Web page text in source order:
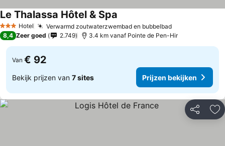
3 SterrenHotel Verwarmd zoutwaterzwembad en bubbelbad
Le Thalassa Hôtel & Spa
8,4 Zeer goed 2.749 3.4 km vanaf Pointe de Pen-Hir
Van € 92
Bekijk prijzen van 7 sites Prijzen bekijken
Delen